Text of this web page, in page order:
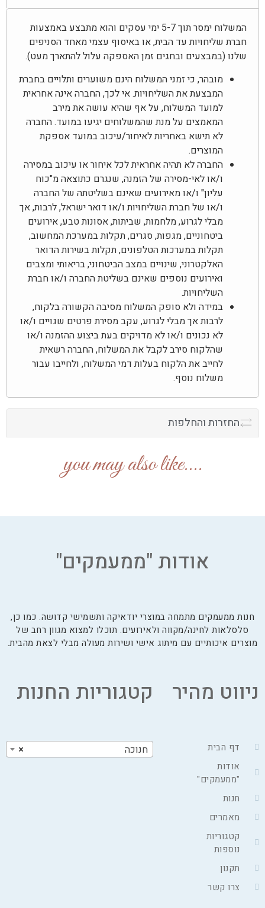
החזרות והחלפות
המשלוח ימסר תוך 5-7 ימי עסקים והוא מתבצע באמצעות
חברת שליחויות עד הבית, או באיסוף עצמי מאחד הסניפים
שלנו (במבצעים ובחגים זמן האספקה עלול להתארך מעט).
מובהר, כי זמני המשלוח הינם משוערים ותלויים בחברת
המבצעת את השליחויות. אי לכך, החברה אינה אחראית
למועד המשלוח, על אף שהיא עושה את מירב
המאמצים על מנת שהמשלוחים יגיעו במועד. החברה
לא תישא באחריות לאיחור/עיכוב במועד אספקת
המוצרים.
החברה לא תהיה אחראית לכל איחור או עיכוב במסירה
ו/או לאי-מסירה של הזמנה, שנגרם כתוצאה מ"כוח
עליון" ו/או מאירועים שאינם בשליטתה של החברה
ו/או של חברת השליחויות ו/או דואר ישראל, לרבות, אך
מבלי לגרוע, מלחמות, שביתות, אסונות טבע, אירועים
ביטחוניים, מגפות, סגרים, תקלות במערכת המחשוב,
תקלות במערכות הטלפונים, תקלות בשירות הדואר
האלקטרוני, שינויים במצב הביטחוני, בריאותי ומצבים
ואירועים נוספים שאינם בשליטת החברה ו/או חברת
השליחויות.
במידה ולא סופק המשלוח מסיבה הקשורה בלקוח,
לרבות אך מבלי לגרוע, עקב מסירת פרטים שגויים ו/או
לא נכונים ו/או לא מדויקים בעת ביצוע ההזמנה ו/או
שהלקוח סירב לקבל את המשלוח, החברה רשאית
לחייב את הלקוח בעלות דמי המשלוח, ולחייבו עבור
משלוח נוסף.
....you may also like
אודות "ממעמקים"
חנות ממעמקים מתמחה במוצרי יודאיקה ותשמישי קדושה. כמו כן,
סלסלאות לחינה/מקווה ולאירועים. תוכלו למצוא מגוון רחב של
מוצרים איכותיים עם מיתוג אישי ושירות מעולה מבלי לצאת מהבית.
ניווט מהיר
דף הבית
אודות
"ממעמקים"
חנות
מאמרים
קטגוריות
נוספות
תקנון
צרו קשר
קטגוריות החנות
× חנוכה